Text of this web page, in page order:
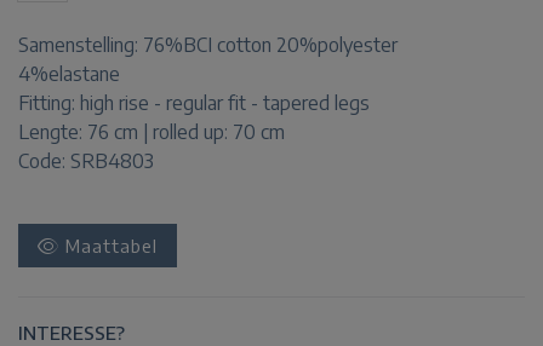
Samenstelling: 76%BCI cotton 20%polyester
4%elastane
Fitting: high rise - regular fit - tapered legs
Lengte: 76 cm | rolled up: 70 cm
Code: SRB4803
Maattabel
INTERESSE?